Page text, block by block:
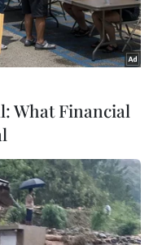
What Financial